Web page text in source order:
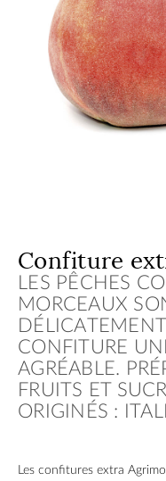
Confiture
LES PÊCHES
MORCEAUX
CONFITURE
AGRÉABLE.
FRUITS ET
ORIGINÉS :
Les confitures extra